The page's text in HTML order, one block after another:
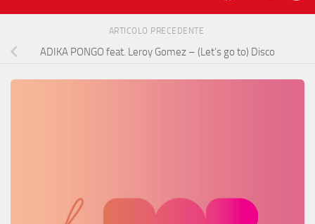
ARTICOLO PRECEDENTE
ADIKA PONGO feat. Leroy Gomez – (Let’s go to) Disco